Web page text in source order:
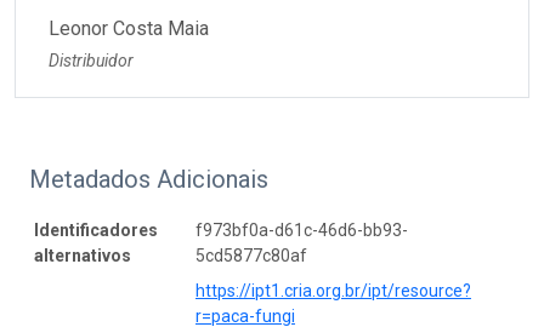
Leonor Costa Maia
Distribuidor
Metadados Adicionais
Identificadores
alternativos
f973bf0a-d61c-46d6-bb93-
5cd5877c80af
https://ipt1.cria.org.br/ipt/resource?
r=paca-fungi